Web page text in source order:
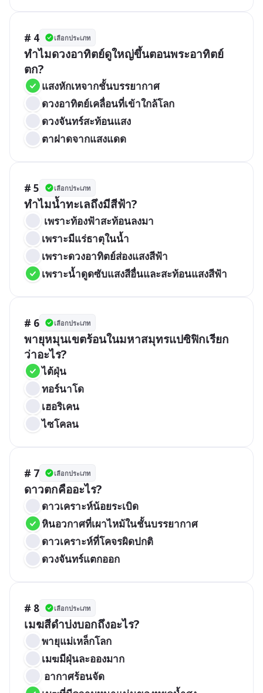
# 4 เลือกประเภท
ทำไมดวงอาทิตย์ดูใหญ่ขึ้นตอนพระอาทิตย์
ตก?
แสงหักเหจากชั้นบรรยากาศ
ดวงอาทิตย์เคลื่อนที่เข้าใกล้โลก
ดวงจันทร์สะท้อนแสง
ตาฝาดจากแสงแดด
# 5 เลือกประเภท
เพราะท้องฟ้าสะท้อนลงมา
เพราะมีแร่ธาตุในน้ำ
เพราะดวงอาทิตย์ส่องแสงสีฟ้า
เพราะน้ำดูดซับแสงสีอื่นและสะท้อนแสงสีฟ้า
# 6 เลือกประเภท
พายุหมุนเขตร้อนในมหาสมุทรแปซิฟิกเรียก
ว่าอะไร?
ไต้ฝุ่น
ทอร์นาโด
เฮอริเคน
ไซโคลน
# 7 เลือกประเภท
ดาวตกคืออะไร?
ดาวเคราะห์น้อยระเบิด
หินอวกาศที่เผาไหม้ในชั้นบรรยากาศ
ดาวเคราะห์ที่โคจรผิดปกติ
ดวงจันทร์แตกออก
# 8 เลือกประเภท
เมฆสีดำบ่งบอกถึงอะไร?
พายุแม่เหล็กโลก
เมฆมีฝุ่นละอองมาก
อากาศร้อนจัด